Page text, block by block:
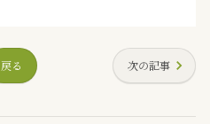
戻る 次の記事